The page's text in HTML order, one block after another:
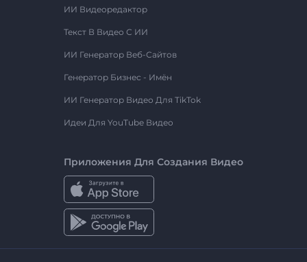
ИИ Видеоредактор
Текст В Видео С ИИ
ИИ Генератор Веб-Сайтов
Генератор Бизнес - Имён
ИИ Генератор Видео Для TikTok
Идеи Для YouTube Видео
Приложения Для Создания Видео